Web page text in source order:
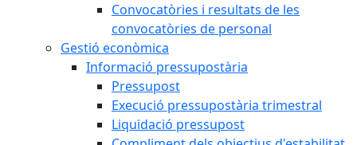
Convocatòries i resultats de les
convocatòries de personal
Gestió econòmica
Informació pressupostària
Pressupost
Execució pressupostària trimestral
Liquidació pressupost